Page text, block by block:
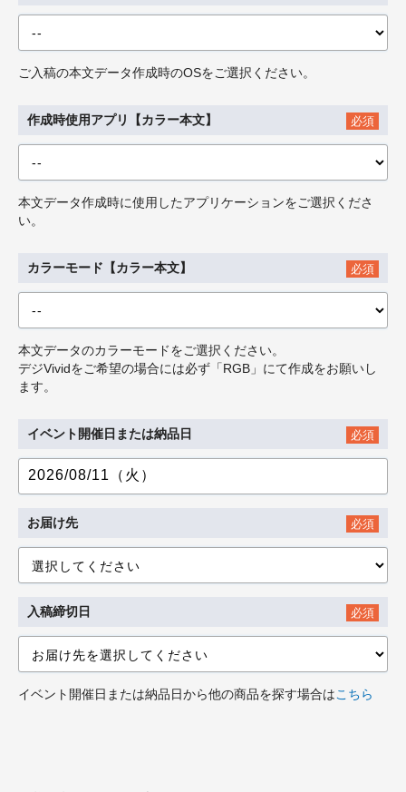
ご入稿の本文データ作成時のOSをご選択ください。
作成時使用アプリ【カラー本文】 必須
本文データ作成時に使用したアプリケーションをご選択くださ
い。
カラーモード【カラー本文】 必須
本文データのカラーモードをご選択ください。
デジVividをご希望の場合には必ず「RGB」にて作成をお願いし
ます。
イベント開催日または納品日 必須
お届け先 必須
入稿締切日 必須
イベント開催日または納品日から他の商品を探す場合は こちら